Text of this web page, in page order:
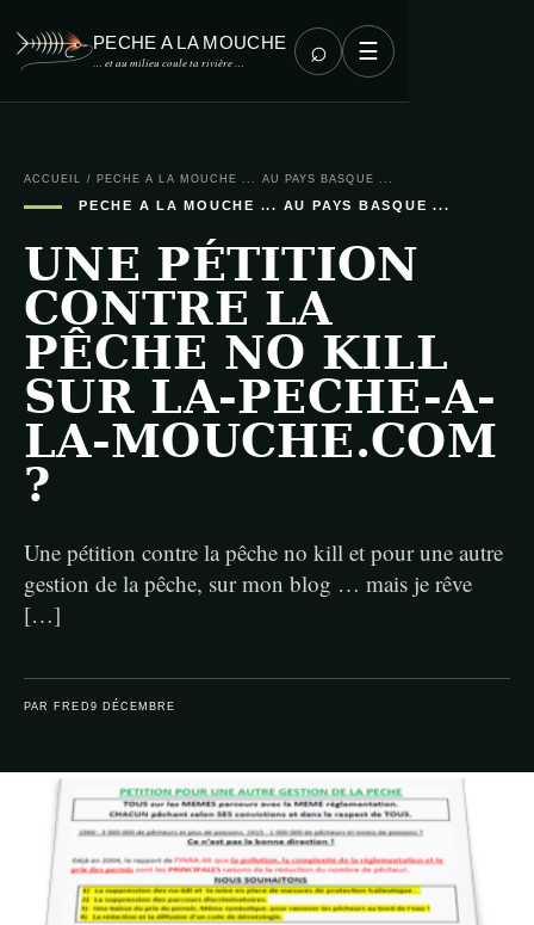
PECHE A LA MOUCHE
… et au milieu coule ta rivière … ⌕ ☰
ACCUEIL / PECHE A LA MOUCHE ... AU PAYS BASQUE ...
PECHE A LA MOUCHE ... AU PAYS BASQUE ...
UNE PÉTITION
CONTRE LA
PÊCHE NO KILL
SUR LA-PECHE-A-
LA-MOUCHE.COM
?
Une pétition contre la pêche no kill et pour une autre
gestion de la pêche, sur mon blog … mais je rêve
[…]
PAR FRED 9 DÉCEMBRE